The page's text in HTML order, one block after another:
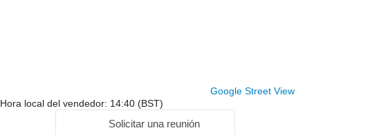
Google Street View
Hora local del vendedor: 14:40 (BST)
Solicitar una reunión